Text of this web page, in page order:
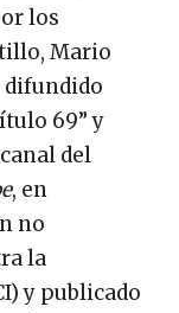
los
Mario
difundido
69” y
del
, en
no
la
y publicado